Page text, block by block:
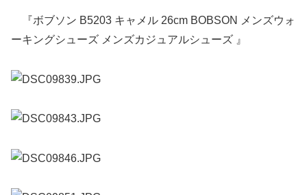
『ボブソン B5203 キャメル 26cm BOBSON メンズウォ
ーキングシューズ メンズカジュアルシューズ 』